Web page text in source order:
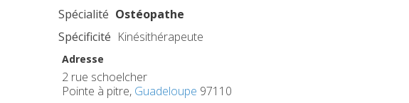
Spécialité Ostéopathe
Spécificité Kinésithérapeute
Adresse
2 rue schoelcher
Pointe à pitre, Guadeloupe 97110